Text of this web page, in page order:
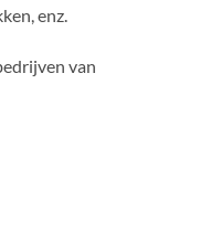
enz.
van